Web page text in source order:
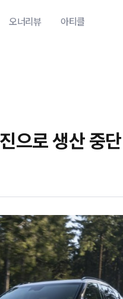
오너리뷰 아티클
으로 생산 중